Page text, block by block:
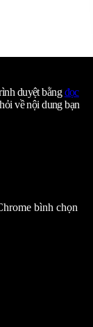
duyệt bằngđọc
về nội dung bạn
bình chọn